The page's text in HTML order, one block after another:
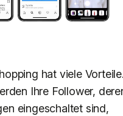
hat viele
Ihre Follower,
eingeschaltet sind,